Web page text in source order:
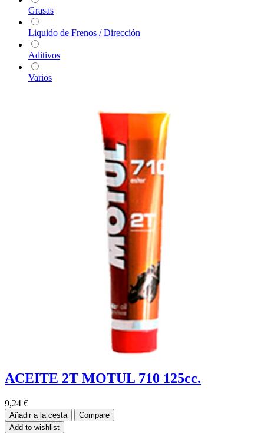
Grasas
Liquido de Frenos / Dirección
Aditivos
Varios
ACEITE 2T MOTUL 710 125cc.
9,24 €
Añadir a la cesta
Compare
Add to wishlist